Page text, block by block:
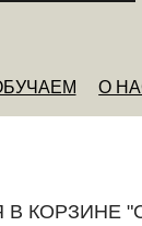
НАС
КОРЗИНЕ